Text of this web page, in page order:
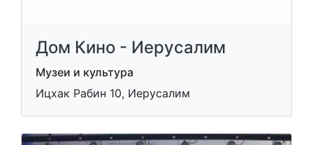
Дом Кино - Иерусалим
Музеи и культура
Ицхак Рабин 10, Иерусалим